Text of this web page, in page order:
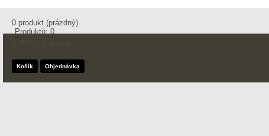
0 produkt (prázdný)
Produktů:0
Košík Objednávka